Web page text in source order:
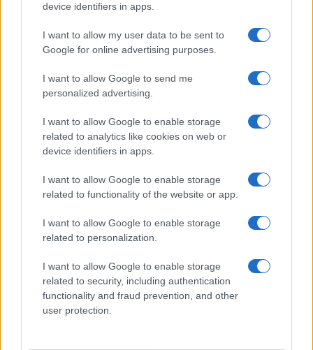
device identifiers in apps.
I want to allow my user data to be sent to
Google for online advertising purposes.
I want to allow Google to send me
personalized advertising.
I want to allow Google to enable storage
related to analytics like cookies on web or
device identifiers in apps.
I want to allow Google to enable storage
related to functionality of the website or app.
I want to allow Google to enable storage
related to personalization.
I want to allow Google to enable storage
related to security, including authentication
functionality and fraud prevention, and other
user protection.
Dizionario dei Sogni – R
Dizionario dei Sogni – T
Dizionario dei Sogni – U
Dizionario dei Sogni – V
Dizionario dei Sogni – Z
alla Z
Smorfia
Sogni Ricorrenti